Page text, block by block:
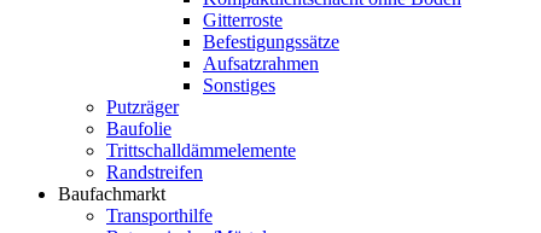
Gitterroste
Befestigungssätze
Aufsatzrahmen
Sonstiges
Putzräger
Baufolie
Trittschalldämmelemente
Randstreifen
Baufachmarkt
Transporthilfe